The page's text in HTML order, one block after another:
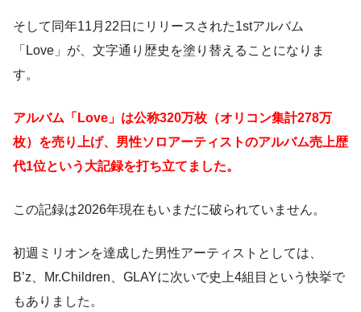
そして同年11月22日にリリースされた1stアルバム
「Love」が、文字通り歴史を塗り替えることになりま
す。
アルバム「Love」は公称320万枚（オリコン集計278万
枚）を売り上げ、男性ソロアーティストのアルバム売上歴
代1位という大記録を打ち立てました。
この記録は2026年現在もいまだに破られていません。
初週ミリオンを達成した男性アーティストとしては、
B’z、Mr.Children、GLAYに次いで史上4組目という快挙で
もありました。